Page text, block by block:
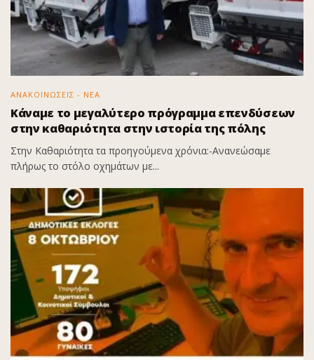
ΑΝΑΚΟΙΝΩΣΕΙΣ - ΝΕΑ
Κάναμε το μεγαλύτερο πρόγραμμα επενδύσεων
στην καθαριότητα στην ιστορία της πόλης
Στην Καθαριότητα τα προηγούμενα χρόνια:-Ανανεώσαμε
πλήρως το στόλο οχημάτων με...